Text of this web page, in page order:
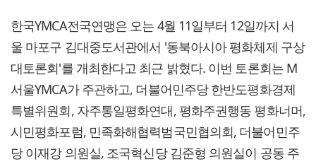
한국YMCA전국연맹은 오는 4월 11일부터 12일까지 서
울 마포구 김대중도서관에서 '동북아시아 평화체제 구상
대토론회'를 개최한다고 최근 밝혔다. 이번 토론회는 M
서울YMCA가 주관하고, 더불어민주당 한반도평화경제
특별위원회, 자주통일평화연대, 평화주권행동 평화너머,
시민평화포럼, 민족화해협력범국민협의회, 더불어민주
당 이재강 의원실, 조국혁신당 김준형 의원실이 공동 주